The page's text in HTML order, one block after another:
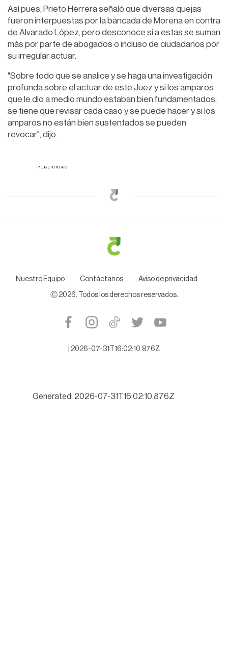
Así pues, Prieto Herrera señaló que diversas quejas
fueron interpuestas por la bancada de Morena en contra
de Alvarado López, pero desconoce si a estas se suman
más por parte de abogados o incluso de ciudadanos por
su irregular actuar.
"Sobre todo que se analice y se haga una investigación
profunda sobre el actuar de este Juez y si los amparos
que le dio a medio mundo estaban bien fundamentados,
se tiene que revisar cada caso y se puede hacer y si los
amparos no están bien sustentados se pueden
revocar", dijo.
Nuestro Equipo Contáctanos Aviso de privacidad
Ⓒ 2026. Todos los derechos reservados.
2026-07-31T16:02:10.876Z
Generated: 2026-07-31T16:02:10.876Z